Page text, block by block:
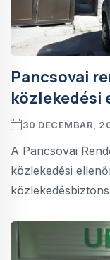
Pancsovai
közlekedési
30 DECEMBAR,
A Pancsovai
közlekedési